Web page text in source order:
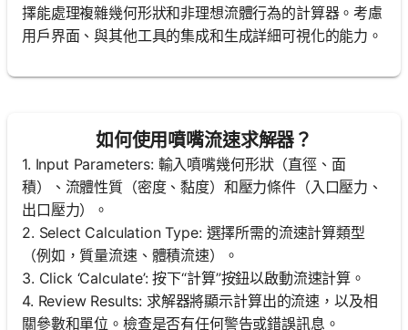
擇能處理複雜幾何形狀和非理想流體行為的計算器。考慮
用戶界面、與其他工具的集成和生成詳細可視化的能力。
如何使用噴嘴流速求解器？
1. Input Parameters: 輸入噴嘴幾何形狀（直徑、面
積）、流體性質（密度、黏度）和壓力條件（入口壓力、
出口壓力）。
2. Select Calculation Type: 選擇所需的流速計算類型
（例如，質量流速、體積流速）。
3. Click ‘Calculate’: 按下“計算”按鈕以啟動流速計算。
4. Review Results: 求解器將顯示計算出的流速，以及相
關參數和單位。檢查是否有任何警告或錯誤訊息。